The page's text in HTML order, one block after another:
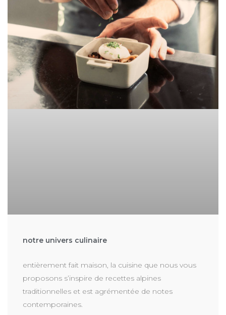
notre univers culinaire
entièrement fait maison, la cuisine que nous vous
proposons s’inspire de recettes alpines
traditionnelles et est agrémentée de notes
contemporaines.